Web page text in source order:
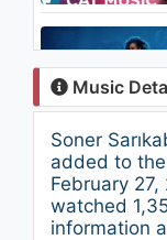
Music
Soner
added to
February
watched
information